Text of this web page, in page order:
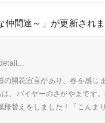
仲間達～」が更新されま
開花宣言があり、春を感じ
、バイヤーのさがやまです
様替えをしました！「こん